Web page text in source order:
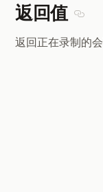
返回值
返回正在录制的会